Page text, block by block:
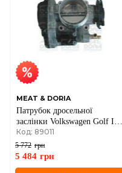
MEAT & DORIA
Патрубок дросельної
заслінки Volkswagen Golf IV,
Škoda Octavia, SEAT
Код: 89011
5 772 грн
5 484 грн